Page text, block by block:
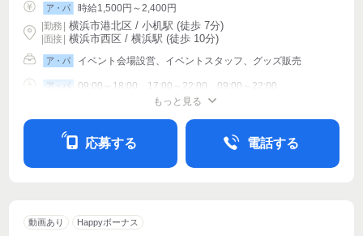
ア・パ
時給1,500円～2,400円
|勤務 横浜市港北区 / 小机駅 (徒歩 7分)
| 面接 | 横浜市西区 / 横浜駅 (徒歩 10分)
ア・パ イベント会場設営、イベントスタッフ、グッズ販売
ア・パ 09:00～18:00、17:00～22:00、09:00～22:00
もっと見る
応募する 電話する
動画あり Happyボーナス